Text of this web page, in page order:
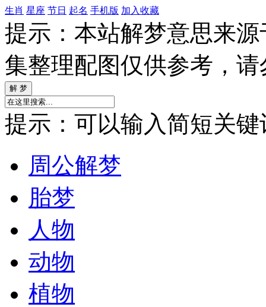
生肖 星座 节日 起名 手机版 加入收藏
提示：本站解梦意思来
集整理配图仅供参考，
提示：可以输入简短关键
周公解梦
胎梦
人物
动物
植物